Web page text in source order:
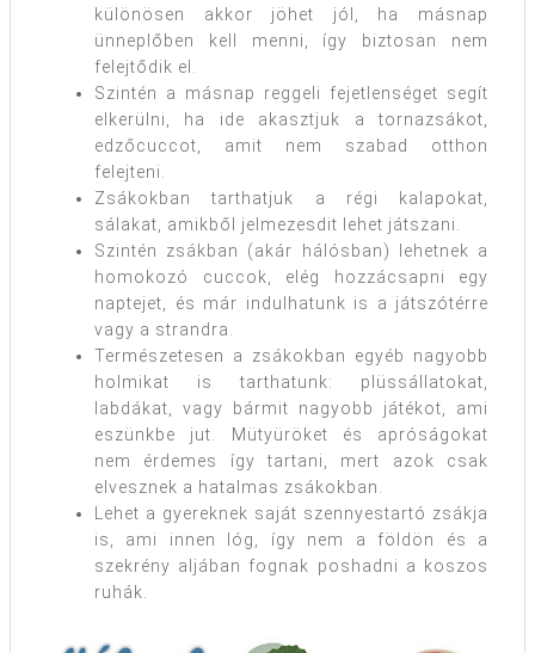
különösen akkor jöhet jól, ha másnap
ünneplőben kell menni, így biztosan nem
felejtődik el.
Szintén a másnap reggeli fejetlenséget segít
elkerülni, ha ide akasztjuk a tornazsákot,
edzőcuccot, amit nem szabad otthon
felejteni.
Zsákokban tarthatjuk a régi kalapokat,
sálakat, amikből jelmezesdit lehet játszani.
Szintén zsákban (akár hálósban) lehetnek a
homokozó cuccok, elég hozzácsapni egy
naptejet, és már indulhatunk is a játszótérre
vagy a strandra.
Természetesen a zsákokban egyéb nagyobb
holmikat is tarthatunk: plüssállatokat,
labdákat, vagy bármit nagyobb játékot, ami
eszünkbe jut. Mütyüröket és apróságokat
nem érdemes így tartani, mert azok csak
elvesznek a hatalmas zsákokban.
Lehet a gyereknek saját szennyestartó zsákja
is, ami innen lóg, így nem a földön és a
szekrény aljában fognak poshadni a koszos
ruhák.